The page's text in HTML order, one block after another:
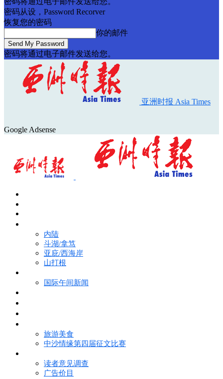
密码从设，Password Recorver
恢复您的密码
你的邮件
密码将通过电子邮件发送给您。
亚洲时报 Asia Times
Google Adsense
内陆
斗湖/拿笃
亚庇/西海岸
山打根
国际午间新闻
旅游美食
中沙情缘第四届征文比赛
读者意见调查
广告价目